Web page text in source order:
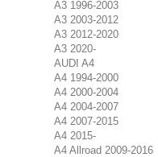
A3 1996-2003
A3 2003-2012
A3 2012-2020
A3 2020-
AUDI A4
A4 1994-2000
A4 2000-2004
A4 2004-2007
A4 2007-2015
A4 2015-
A4 Allroad 2009-2016